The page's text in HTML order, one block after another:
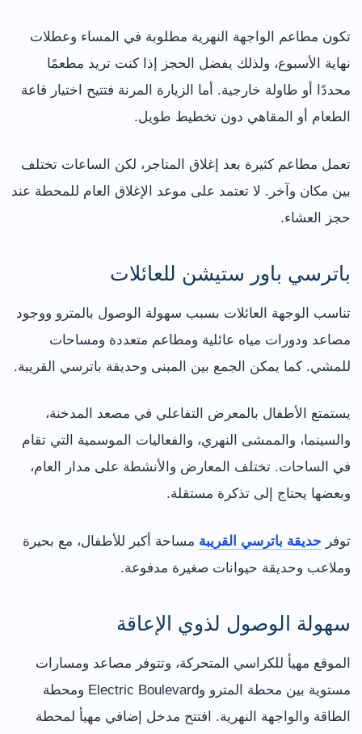
تكون مطاعم الواجهة النهرية مطلوبة في المساء وعطلات
نهاية الأسبوع، ولذلك يفضل الحجز إذا كنت تريد مطعمًا
محددًا أو طاولة خارجية. أما الزيارة المرنة فتتيح اختيار قاعة
الطعام أو المقاهي دون تخطيط طويل.
تعمل مطاعم كثيرة بعد إغلاق المتاجر، لكن الساعات تختلف
بين مكان وآخر. لا تعتمد على موعد الإغلاق العام للمحطة عند
حجز العشاء.
باترسي باور ستيشن للعائلات
تناسب الوجهة العائلات بسبب سهولة الوصول بالمترو ووجود
مصاعد ودورات مياه عائلية ومطاعم متعددة ومساحات
للمشي. كما يمكن الجمع بين المبنى وحديقة باترسي القريبة.
يستمتع الأطفال بالمعرض التفاعلي في مصعد المدخنة،
والسينما، والممشى النهري، والفعاليات الموسمية التي تقام
في الساحات. تختلف المعارض والأنشطة على مدار العام،
وبعضها يحتاج إلى تذكرة مستقلة.
توفر حديقة باترسي القريبة مساحة أكبر للأطفال، مع بحيرة
وملاعب وحديقة حيوانات صغيرة مدفوعة.
سهولة الوصول لذوي الإعاقة
الموقع مهيأ للكراسي المتحركة، وتتوفر مصاعد ومسارات
مستوية بين محطة المترو وElectric Boulevard ومحطة
الطاقة والواجهة النهرية. افتتح مدخل إضافي مهيأ لمحطة